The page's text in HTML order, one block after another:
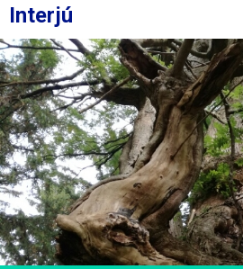
Interjú